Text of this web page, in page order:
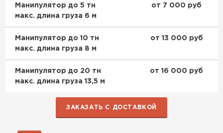
Манипулятор до 5 тн
макс. длина груза 6 м
от 7 000 руб
Манипулятор до 10 тн
макс. длина груза 8 м
от 13 000 руб
Манипулятор до 20 тн
макс. длина груза 13,5 м
от 16 000 руб
ЗАКАЗАТЬ С ДОСТАВКОЙ